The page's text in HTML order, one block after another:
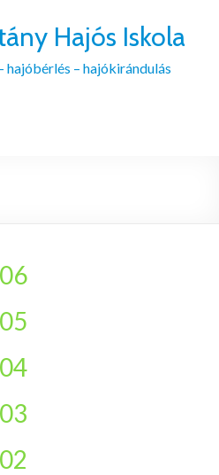
Hajós Iskola
hajóbérlés – hajókirándulás